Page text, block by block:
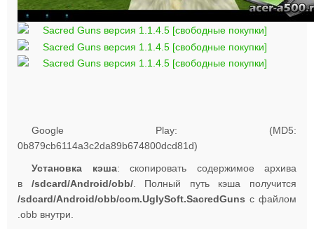
Google Play: (MD5:
0b879cb6114a3c2da89b674800dcd81d)
Установка кэша: скопировать содержимое архива
в /sdcard/Android/obb/. Полный путь кэша получится
/sdcard/Android/obb/com.UglySoft.SacredGuns с файлом
.obb внутри.